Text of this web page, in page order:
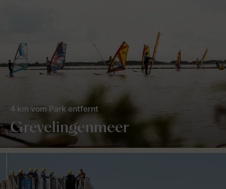
Grevelingenmeer
4 km vom Park entfernt